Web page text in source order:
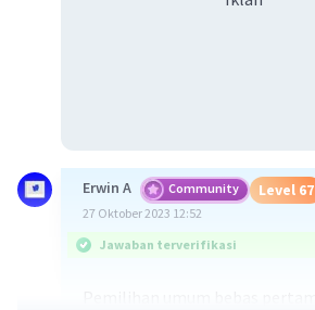
Erwin A Community Level 67
27 Oktober 2023 12:52
Jawaban terverifikasi